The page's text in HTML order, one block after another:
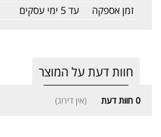
זמן אספקה
עד 5 ימי עסקים
חוות דעת על המוצר
0 חוות דעת (אין דירוג)